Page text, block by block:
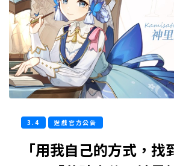
3.4 遊戲官方公告
「用我自己的方式，找